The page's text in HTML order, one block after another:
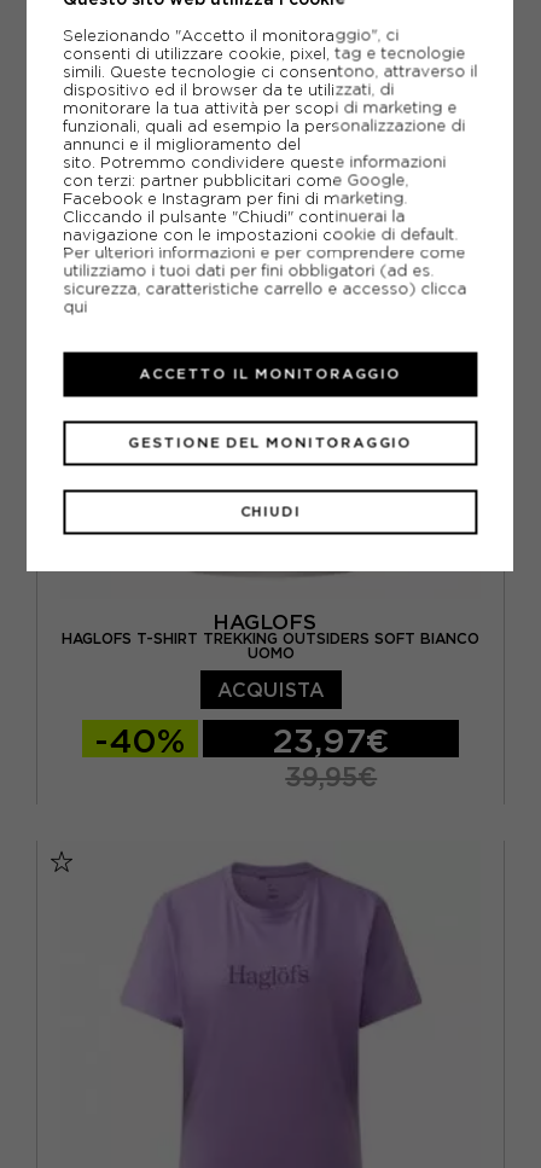
XS S M L
ACQUISTA
-40% 23,97€
39,95€
HAGLOFS
HAGLOFS T-SHIRT TREKKING OUTSIDERS SOFT BIANCO
UOMO
ACQUISTA
-40% 23,97€
39,95€
Selezionando "Accetto il monitoraggio", ci
consenti di utilizzare cookie, pixel, tag e tecnologie
simili. Queste tecnologie ci consentono, attraverso il
dispositivo ed il browser da te utilizzati, di
monitorare la tua attività per scopi di marketing e
funzionali, quali ad esempio la personalizzazione di
annunci e il miglioramento del
sito. Potremmo condividere queste informazioni
con terzi: partner pubblicitari come Google,
Facebook e Instagram per fini di marketing.
Cliccando il pulsante "Chiudi" continuerai la
navigazione con le impostazioni cookie di default.
Per ulteriori informazioni e per comprendere come
utilizziamo i tuoi dati per fini obbligatori (ad es.
sicurezza, caratteristiche carrello e accesso) clicca
qui
CHIUDI
GESTIONE DEL MONITORAGGIO
ACCETTO IL MONITORAGGIO